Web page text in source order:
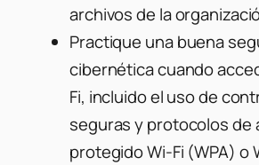
archivos de la
Practique una buena
cibernética cuando
Fi, incluido el uso de
seguras y protocolos de
protegido Wi-Fi (WPA) o